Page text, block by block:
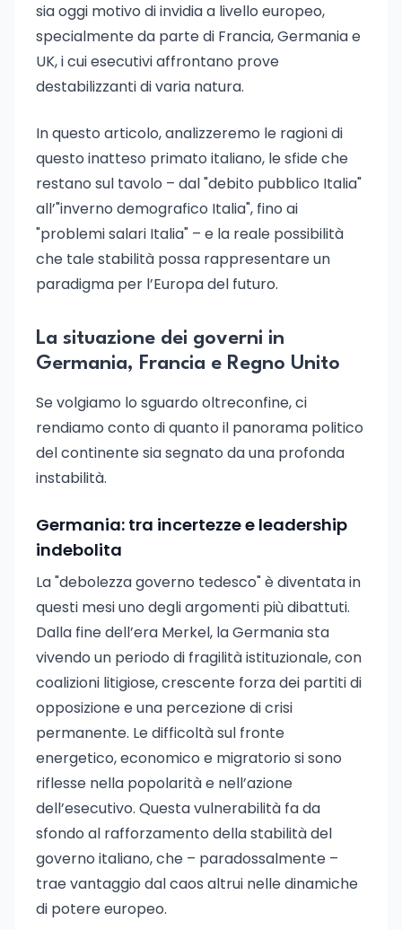
sia oggi motivo di invidia a livello europeo,
specialmente da parte di Francia, Germania e
UK, i cui esecutivi affrontano prove
destabilizzanti di varia natura.
In questo articolo, analizzeremo le ragioni di
questo inatteso primato italiano, le sfide che
restano sul tavolo – dal "debito pubblico Italia"
all’"inverno demografico Italia", fino ai
"problemi salari Italia" – e la reale possibilità
che tale stabilità possa rappresentare un
paradigma per l’Europa del futuro.
La situazione dei governi in
Germania, Francia e Regno Unito
Se volgiamo lo sguardo oltreconfine, ci
rendiamo conto di quanto il panorama politico
del continente sia segnato da una profonda
instabilità.
Germania: tra incertezze e leadership
indebolita
La "debolezza governo tedesco" è diventata in
questi mesi uno degli argomenti più dibattuti.
Dalla fine dell’era Merkel, la Germania sta
vivendo un periodo di fragilità istituzionale, con
coalizioni litigiose, crescente forza dei partiti di
opposizione e una percezione di crisi
permanente. Le difficoltà sul fronte
energetico, economico e migratorio si sono
riflesse nella popolarità e nell’azione
dell’esecutivo. Questa vulnerabilità fa da
sfondo al rafforzamento della stabilità del
governo italiano, che – paradossalmente –
trae vantaggio dal caos altrui nelle dinamiche
di potere europeo.